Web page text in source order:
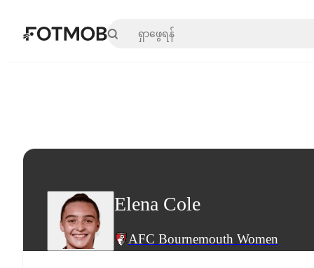
အဓိကအကြောင်းအရာသို့ ကျော်သွားရန်
Elena Cole
AFC Bournemouth Women